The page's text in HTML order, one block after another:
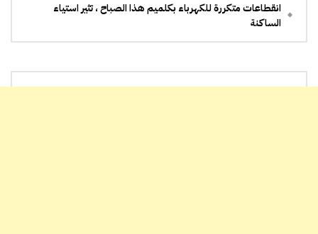
انقطاعات متكررة للكهرباء بكلميم هذا الصباح ، تثير استياء
الساكنة